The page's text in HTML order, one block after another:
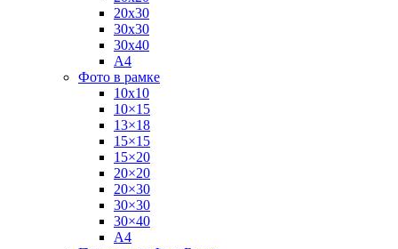
20х30
30х30
30х40
А4
Фото в рамке
10х10
10×15
13×18
15×15
15×20
20×20
20×30
30×30
30×40
A4